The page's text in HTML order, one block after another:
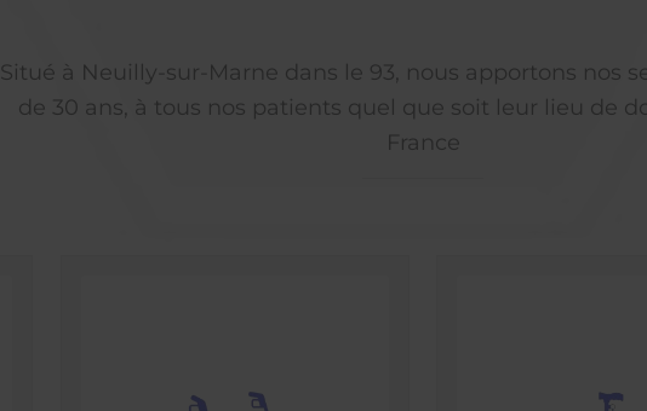
Situé à Neuilly-sur-Marne dans le 93, nous apportons nos
de 30 ans, à tous nos patients quel que soit leur lieu de
France